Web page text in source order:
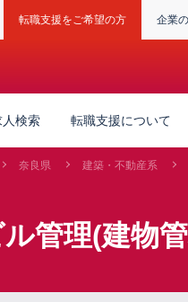
転職支援をご希望の方 企業
検索 転職支援について
奈良県 建築・不動産系
ル管理(建物